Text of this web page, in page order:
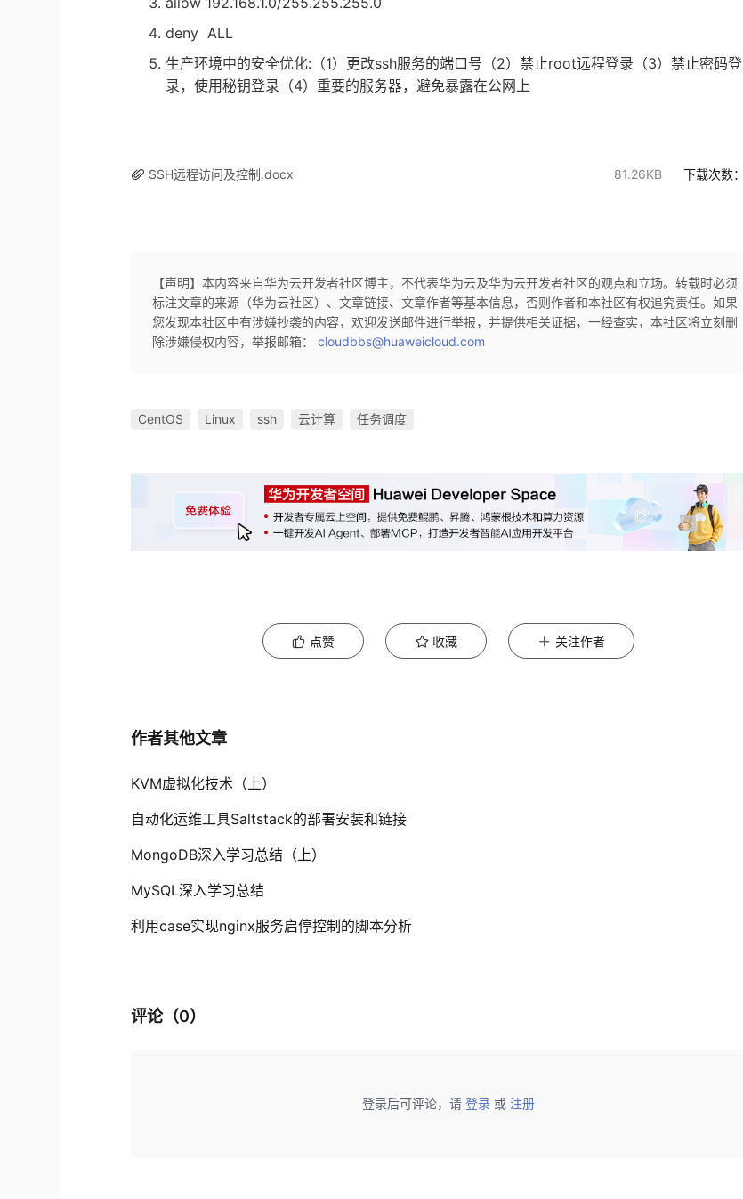
deny ALL
生产环境中的安全优化: （1） 更改ssh服务的端口号 （2）禁止root远程登录 （3）禁止密码登
录，使用秘钥登录 （4） 重要的服务器，避免暴露在公网上
SSH远程访问及控制.docx 81.26KB 下载次数：
【声明】本内容来自华为云开发者社区博主，不代表华为云及华为云开发者社区的观点和立场。转载时必须
标注文章的来源（华为云社区）、文章链接、文章作者等基本信息，否则作者和本社区有权追究责任。如果
您发现本社区中有涉嫌抄袭的内容，欢迎发送邮件进行举报，并提供相关证据，一经查实，本社区将立刻删
除涉嫌侵权内容，举报邮箱：cloudbbs@huaweicloud.com
CentOS Linux ssh 云计算 任务调度
点赞 收藏 关注作者
作者其他文章
KVM虚拟化技术（上）
自动化运维工具Saltstack的部署安装和链接
MongoDB深入学习总结（上）
MySQL深入学习总结
利用case实现nginx服务启停控制的脚本分析
评论（0）
登录后可评论，请 登录 或 注册